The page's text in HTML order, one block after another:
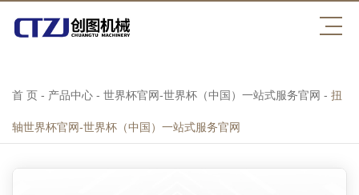
世界杯官网
首 页 - 产品中心 - 世界杯官网-世界杯（中国）一站式服务官网 - 扭
轴世界杯官网-世界杯（中国）一站式服务官网